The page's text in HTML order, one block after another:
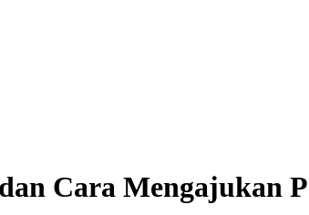
Cara Mengajukan